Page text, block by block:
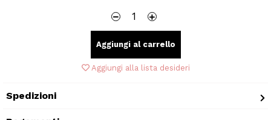
Aggiungi al carrello
Aggiungi alla lista desideri
Spedizioni